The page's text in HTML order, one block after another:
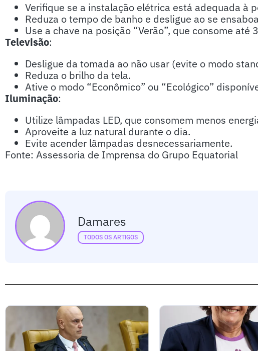
Verifique se a instalação elétrica está adequada à
Reduza o tempo de banho e desligue ao se
Use a chave na posição “Verão”, que consome até
Televisão:
Desligue da tomada ao não usar (evite o modo
Reduza o brilho da tela.
Ative o modo “Econômico” ou “Ecológico”
Iluminação:
Utilize lâmpadas LED, que consomem menos
Aproveite a luz natural durante o dia.
Evite acender lâmpadas desnecessariamente.
Fonte: Assessoria de Imprensa do Grupo Equatorial
Damares
TODOS OS ARTIGOS